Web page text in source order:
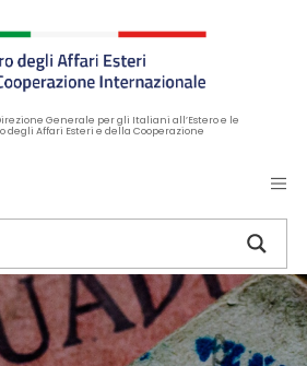
Generale per gli Italiani all’Estero e le
Affari Esteri e della Cooperazione